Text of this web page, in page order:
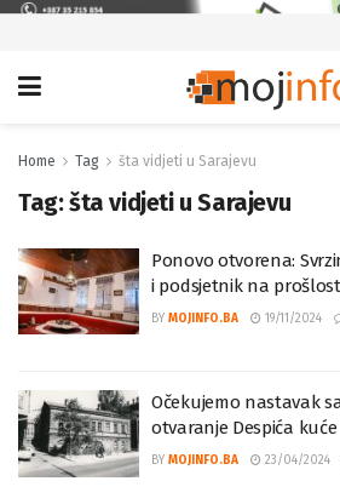
Home Tag šta vidjeti u Sarajevu
Tag:šta vidjeti u Sarajevu
Ponovo otvorena:
i podsjetnik na prošlost
BY MOJINFO.BA 19/11/2024
Očekujemo nastavak
otvaranje Despića kuće
BY MOJINFO.BA 23/04/2024